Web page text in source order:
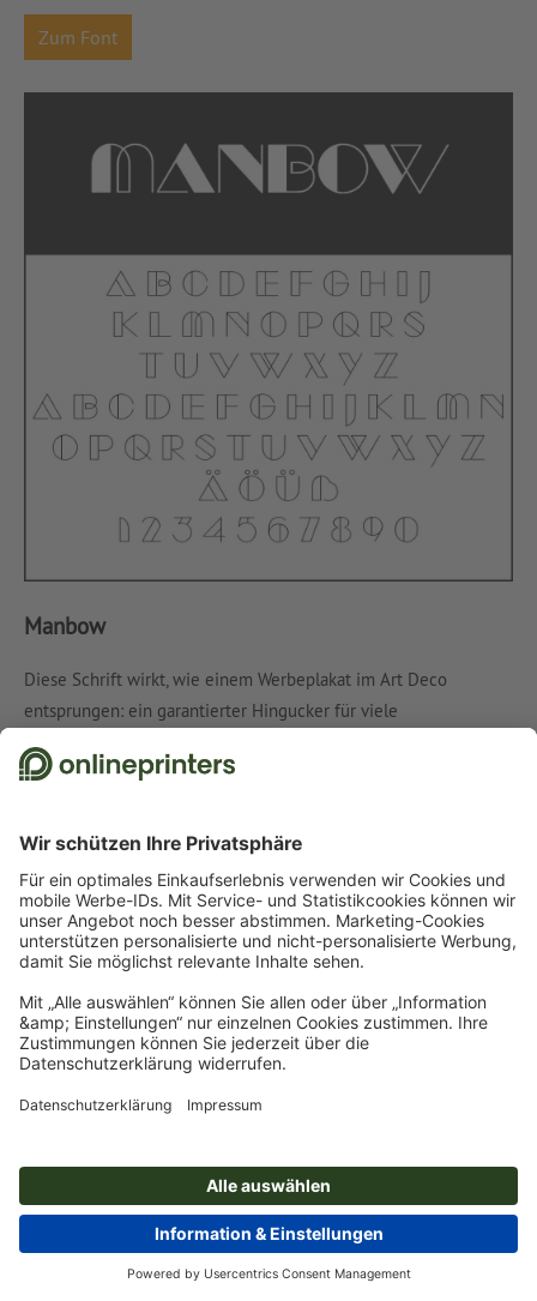
Zum Font
Manbow
Diese Schrift wirkt, wie einem Werbeplakat im Art Deco
entsprungen: ein garantierter Hingucker für viele
Lizenz: 1001Fonts Free For Commercial Use License
(https://www.1001fonts.com/licenses/ffc.html),
Readme-Datei im Zip-Ordner
Download direkt als Zip-Datei
Fontformat: TTF
Design: Raymond Larabie
(http://typodermicfonts.com/
Zum Font
Materialmuster
Lassen Sie sich von den verschiedensten Papier- und
Materialmustern inspirieren!
Produktmuster bestellen